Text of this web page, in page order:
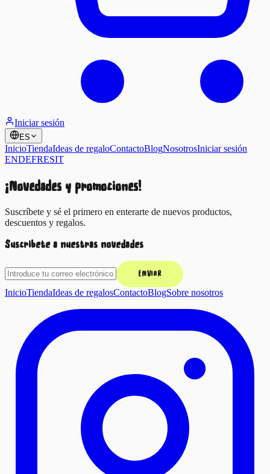
Iniciar sesión
ES
InicioTiendaIdeas de regaloContactoBlogNosotrosIniciar sesión
ENDEFRESIT
¡Novedades y promociones!
Suscríbete y sé el primero en enterarte de nuevos productos,
descuentos y regalos.
Suscríbete a nuestras novedades
ENVIAR
InicioTiendaIdeas de regalosContactoBlogSobre nosotros